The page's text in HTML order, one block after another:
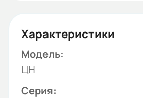
Характеристики
Модель:
ЦН
Серия: